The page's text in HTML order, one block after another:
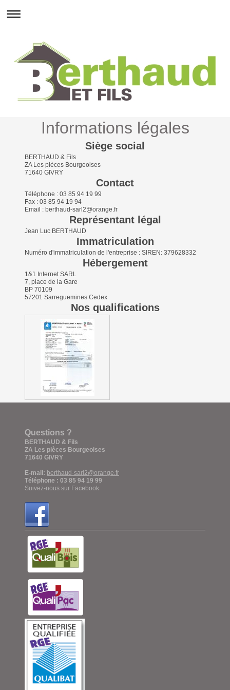
Informations légales
Siège social
BERTHAUD & Fils
ZA Les pièces Bourgeoises
71640 GIVRY
Contact
Téléphone : 03 85 94 19 99
Fax : 03 85 94 19 94
Email : berthaud-sarl2@orange.fr
Représentant légal
Jean Luc BERTHAUD
Immatriculation
Numéro d'immatriculation de l'entreprise : SIREN: 379628332
Hébergement
1&1 Internet SARL
7, place de la Gare
BP 70109
57201 Sarreguemines Cedex
Nos qualifications
Questions ?
BERTHAUD & Fils
ZA Les pièces Bourgeoises
71640 GIVRY
E-mail: berthaud-sarl2@orange.fr
Téléphone : 03 85 94 19 99
Suivez-nous sur Facebook